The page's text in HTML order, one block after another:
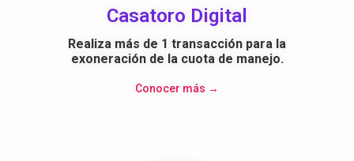
Casatoro Digital
Realiza más de 1 transacción para la
exoneración de la cuota de manejo.
Conocer más →